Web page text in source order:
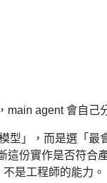
agent 會自己
型」，而是選「最
這份實作是否符合
是工程師的能力。